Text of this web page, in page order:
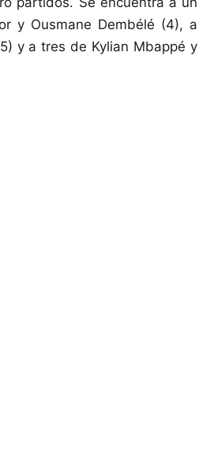
y Ousmane Dembélé (4), a
y a tres de Kylian Mbappé y